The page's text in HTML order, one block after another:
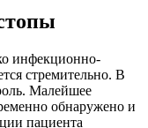
инфекционно-
стремительно. В
Малейшее
обнаружено и
пациента